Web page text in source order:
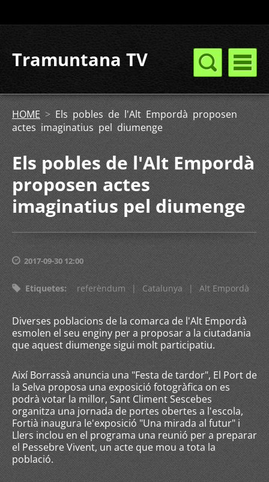
Tramuntana TV
HOME > Els pobles de l'Alt Empordà proposen
actes imaginatius pel diumenge
Els pobles de l'Alt Empordà
proposen actes
imaginatius pel diumenge
2017-09-30 12:00
Etiquetes: referèndum | Catalunya | Alt Empordà
Diverses poblacions de la comarca de l'Alt Empordà
esmolen el seu enginy per a proposar a la ciutadania
que aquest diumenge sigui molt participatiu.
Així Borrassà anuncia una "Festa de tardor", El Port de
la Selva proposa una exposició fotogràfica on es
podrà votar la millor, Sant Climent Sescebes
organitza una jornada de portes obertes a l'escola,
Fortià inaugura le'exposició "Una mirada al futur" i
Llers inclou en el programa una reunió per a preparar
el Pessebre Vivent, un acte que mou a tota la
població.